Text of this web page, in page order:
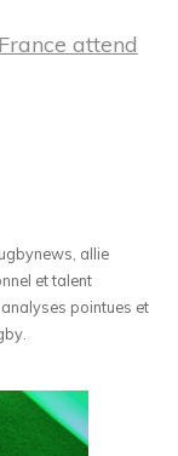
attend
allie
et talent
pointues et